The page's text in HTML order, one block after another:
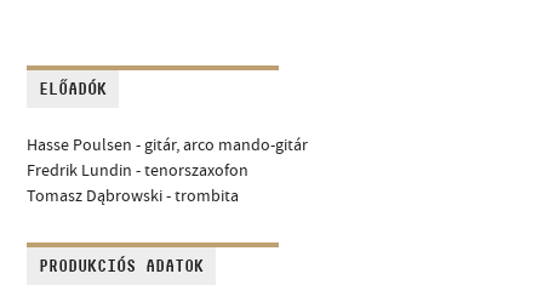
ELŐADÓK
Hasse Poulsen - gitár, arco mando-gitár
Fredrik Lundin - tenorszaxofon
Tomasz Dąbrowski - trombita
PRODUKCIÓS ADATOK